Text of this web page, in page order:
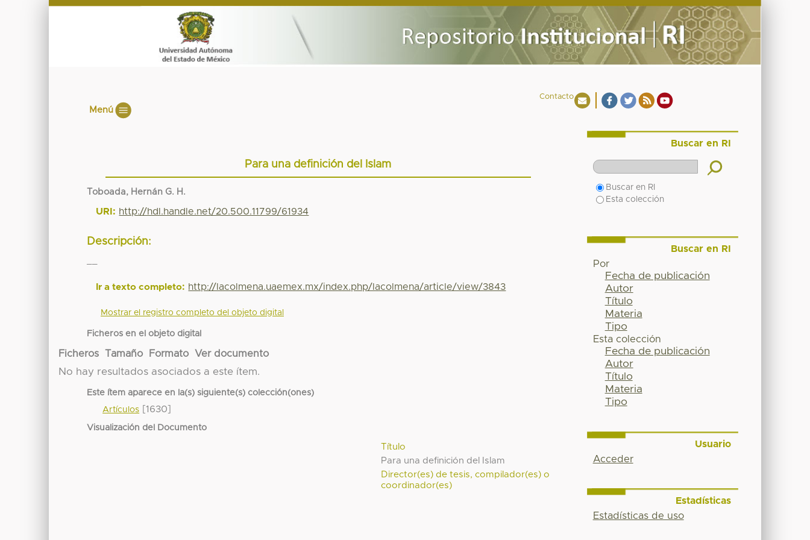
Contacto
Menú
Para una definición del Islam
Toboada, Hernán G. H.
URI: http://hdl.handle.net/20.500.11799/61934
Descripción:
Ir a texto completo: http://lacolmena.uaemex.mx/index.php/lacolmena/article/view/3843
Mostrar el registro completo del objeto digital
Ficheros en el objeto digital
Ficheros Tamaño Formato
Ver documento
No hay resultados asociados a este ítem.
Este ítem aparece en la(s) siguiente(s) colección(ones)
Artículos [1630]
Visualización del Documento
Título
Para una definición del Islam
Director(es) de tesis, compilador(es) o
coordinador(es)
Buscar en RI
Buscar en RI
Esta colección
Buscar en RI
Por
Fecha de publicación
Autor
Título
Materia
Tipo
Esta colección
Fecha de publicación
Autor
Título
Materia
Tipo
Usuario
Acceder
Estadísticas
Estadísticas de uso